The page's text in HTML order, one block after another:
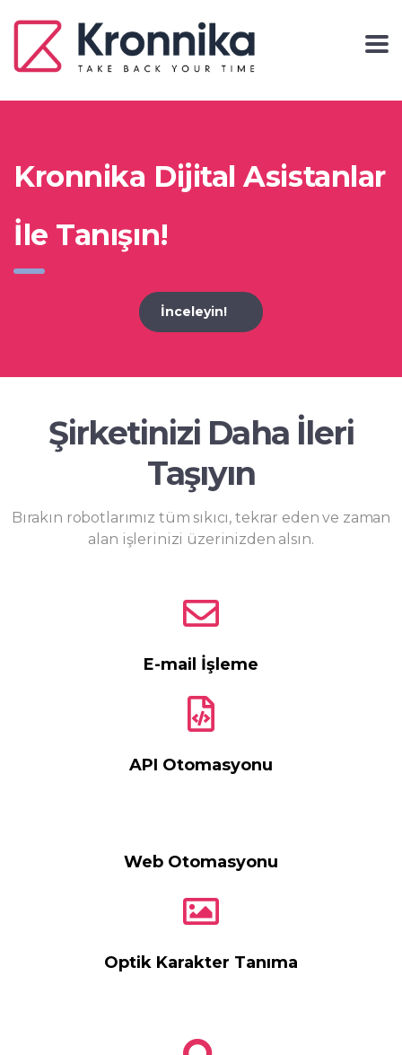
Kronnika Dijital Asistanlar
İle Tanışın!
İnceleyin!
Şirketinizi Daha İleri
Taşıyın
Bırakın robotlarımız tüm sıkıcı, tekrar eden ve zaman
alan işlerinizi üzerinizden alsın.
E-mail İşleme
API Otomasyonu
Web Otomasyonu
Optik Karakter Tanıma